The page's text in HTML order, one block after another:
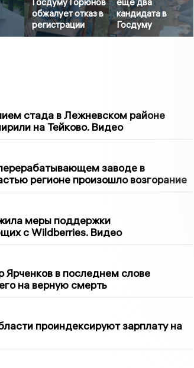
Госдуму Горюнов
обжалует отказ в
регистрации
ещё два
кандидата в
Госдуму
стада в Лежневском районе
на Тейково. Видео
заводе в
регионе произошло возгорание
меры поддержки
с Wildberries. Видео
в последнем слове
на верную смерть
проиндексируют зарплату на